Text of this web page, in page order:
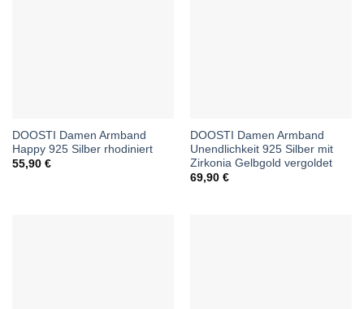
DOOSTI Damen Armband
Happy 925 Silber rhodiniert
55,90 €
DOOSTI Damen Armband
Unendlichkeit 925 Silber mit
Zirkonia Gelbgold vergoldet
69,90 €